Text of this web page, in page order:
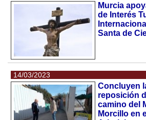
Murcia
de Interés
Santa de
14/03/2023
Concluyen
reposición
camino del
Morcillo en